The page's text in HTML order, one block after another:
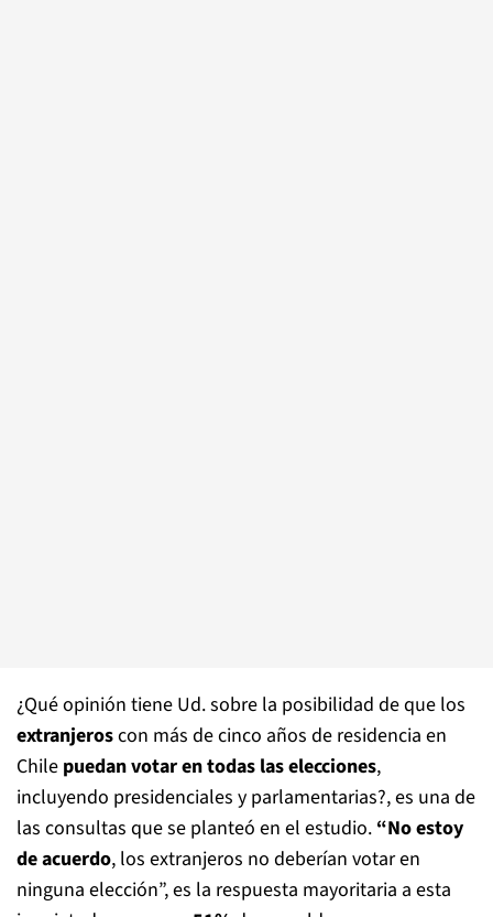
¿Qué opinión tiene Ud. sobre la posibilidad de que los
extranjeroscon más de cinco años de residencia en
Chile puedan votar en todas las elecciones,
incluyendo presidenciales y parlamentarias?, es una de
las consultas que se planteó en el estudio. “No estoy
de acuerdo, los extranjeros no deberían votar en
ninguna elección”, es la respuesta mayoritaria a esta